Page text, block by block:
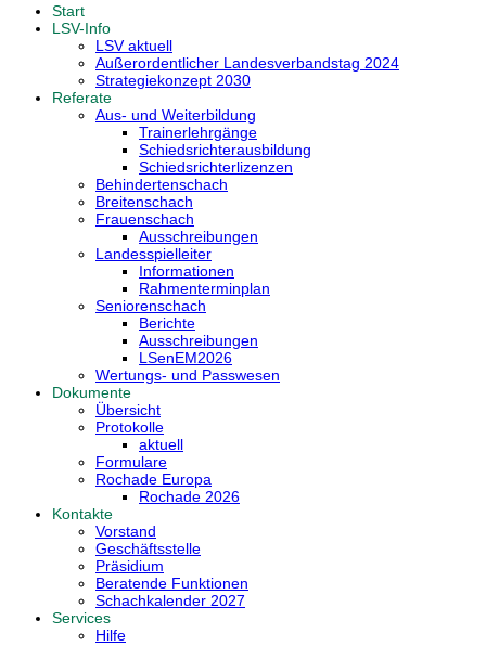
Start
LSV-Info
LSV aktuell
Außerordentlicher Landesverbandstag 2024
Strategiekonzept 2030
Referate
Aus- und Weiterbildung
Trainerlehrgänge
Schiedsrichterausbildung
Schiedsrichterlizenzen
Behindertenschach
Breitenschach
Frauenschach
Ausschreibungen
Landesspielleiter
Informationen
Rahmenterminplan
Seniorenschach
Berichte
Ausschreibungen
LSenEM2026
Wertungs- und Passwesen
Dokumente
Übersicht
Protokolle
aktuell
Formulare
Rochade Europa
Rochade 2026
Kontakte
Vorstand
Geschäftsstelle
Präsidium
Beratende Funktionen
Schachkalender 2027
Services
Hilfe